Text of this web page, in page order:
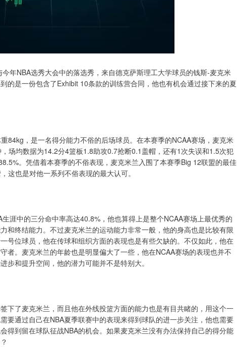
年NBA选秀大会中的落选秀，来自德克萨斯理工大学球员的钱斯-麦克米
的是一份包含了Exhibit 10条款的训练营合同，他也有机会通过接下来的夏
84kg，是一名得分能力不俗的后场球员。在本赛季的NCAA赛场，麦克米
场均数据为14.2分4篮板1.8助攻0.7抢断0.1盖帽，还有1次失误和1.5次犯
。凭借着本赛季的不俗表现，麦克米兰入围了本赛季Big 12联盟的最佳
这也是对他一系列不俗表现的最大认可。
涯中的三分命中率高达40.8%，他也算得上是整个NCAA赛场上最优秀的
和终结能力。不过麦克米兰的运动能力非常一般，他的身高也是比较有限
号位球员，他在传球和组织方面的表现也是有些欠缺的。不仅如此，他在
者。麦克米兰的年龄也是明显偏大了一些，他在NCAA赛场的表现也并不
步和提升空间，他的潜力可能并不是特别大。
下了麦克米兰，而且他在外线投篮方面的能力也是有目共睹的，用这个一
要通过自己在NBA夏季联赛中的表现来得到球队的进一步关注，他也需要
得到留在球队征战NBA的机会。如果麦克米兰没有办法保持自己的得分能